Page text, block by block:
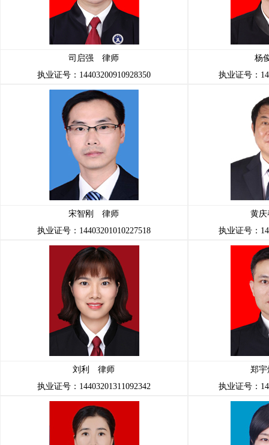
司启强 律师
执业证号：14403200910928350
杨
执业证号：
宋智刚 律师
执业证号：14403201010227518
黄
执业证号：
刘利 律师
执业证号：14403201311092342
郑
执业证号：